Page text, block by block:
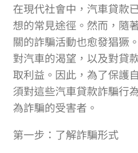
在現代社會中，汽車貸款
想的常見途徑。然而，隨
關的詐騙活動也愈發猖獗
對汽車的渴望，以及對貸
取利益。因此，為了保護
須對這些汽車貸款詐騙行
為詐騙的受害者。
第一步：了解詐騙形式